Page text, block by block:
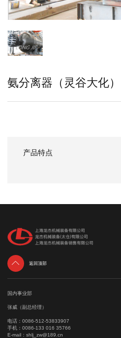
氨分离器（灵谷大化）
产品特点
 返回顶部
国内事业部
张威（副总经理）
电话： 0086-512-53833907
手机： 0086-133 016 35766
E-mail： shlj_zw@189.cn